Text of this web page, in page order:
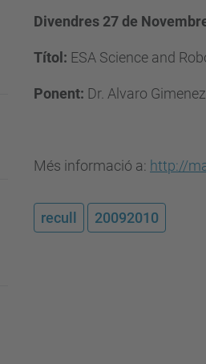
Divendres 27 de
Títol: ESA Science and
Ponent: Dr. Alvaro
Més informació a: http://
recull 20092010